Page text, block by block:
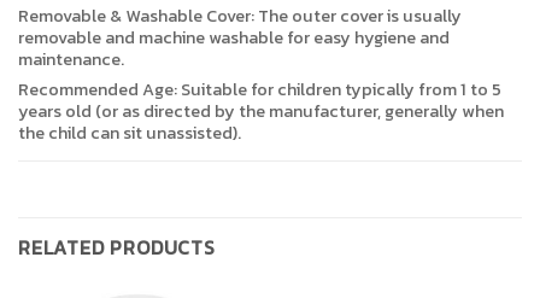
Removable & Washable Cover: The outer cover is usually
removable and machine washable for easy hygiene and
maintenance.
Recommended Age: Suitable for children typically from 1 to 5
years old (or as directed by the manufacturer, generally when
the child can sit unassisted).
RELATED PRODUCTS